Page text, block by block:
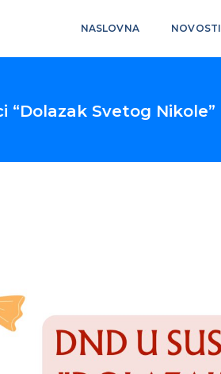
NASLOVNA NOVOSTI
“Dolazak Svetog Nikole”